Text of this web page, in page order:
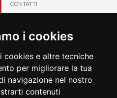
i cookies
cookies e altre tecniche
per migliorare la tua
navigazione nel nostro
contenuti
CONTATTI
CATALOGO CERCHI IN LEGA